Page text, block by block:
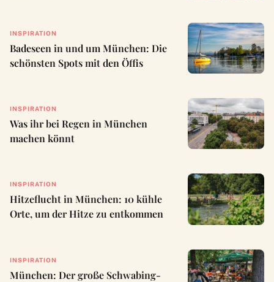
INSPIRATION
Badeseen in und um München: Die
schönsten Spots mit den Öffis
INSPIRATION
Was ihr bei Regen in München
machen könnt
INSPIRATION
Hitzeflucht in München: 10 kühle
Orte, um der Hitze zu entkommen
INSPIRATION
München: Der große Schwabing-